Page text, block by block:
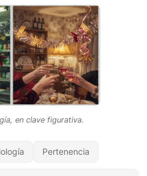
en clave figurativa.
Pertenencia